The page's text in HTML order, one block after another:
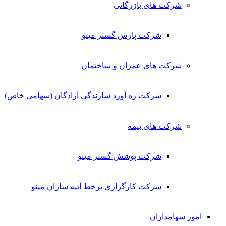
شرکت های بازرگانی
شرکت پارس گستر مینو
شرکت های عمران و ساختمان
شرکت ره آورد سازندگی آزادگان (سهامی خاص)
شرکت های بیمه
شرکت پوشش گستر مینو
شرکت کارگزاری برخط آتیه سازان مینو
امور سهامداران